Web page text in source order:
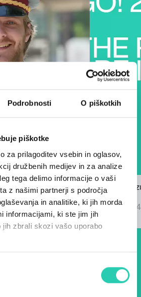
Podrobnosti O piškotkih
piškotke
za prilagoditev vsebin in oglasov,
družbenih medijev in za analize
tega delimo informacije o vaši
z našimi partnerji s področja
in analitike, ki jih morda
informacijami, ki ste jim jih
jih zbrali skozi vašo uporabo
2025
Znani so
GO! 2025
04/09/2024
in zgodbe iz
kulture